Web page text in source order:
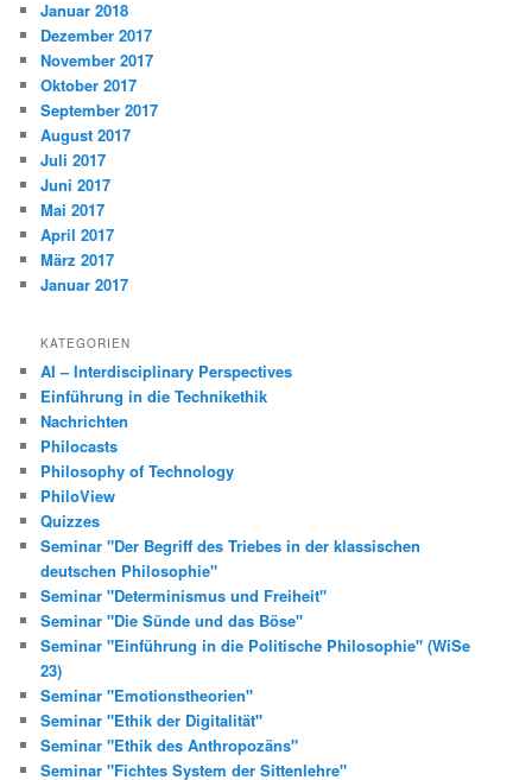
Januar 2018
Dezember 2017
November 2017
Oktober 2017
September 2017
August 2017
Juli 2017
Juni 2017
Mai 2017
April 2017
März 2017
Januar 2017
KATEGORIEN
AI – Interdisciplinary Perspectives
Einführung in die Technikethik
Nachrichten
Philocasts
Philosophy of Technology
PhiloView
Quizzes
Seminar "Der Begriff des Triebes in der klassischen
deutschen Philosophie"
Seminar "Determinismus und Freiheit"
Seminar "Die Sünde und das Böse"
Seminar "Einführung in die Politische Philosophie" (WiSe
23)
Seminar "Emotionstheorien"
Seminar "Ethik der Digitalität"
Seminar "Ethik des Anthropozäns"
Seminar "Fichtes System der Sittenlehre"